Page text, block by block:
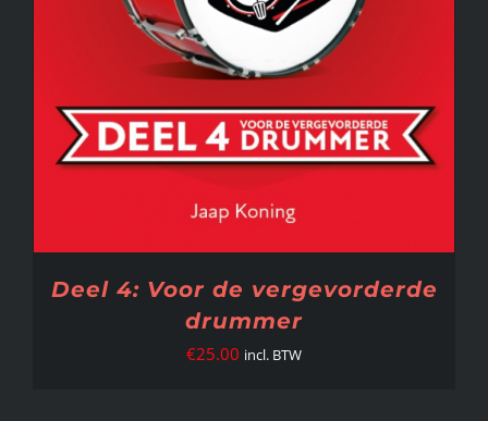
Deel 4: Voor de vergevorderde
drummer
€25.00 incl. BTW